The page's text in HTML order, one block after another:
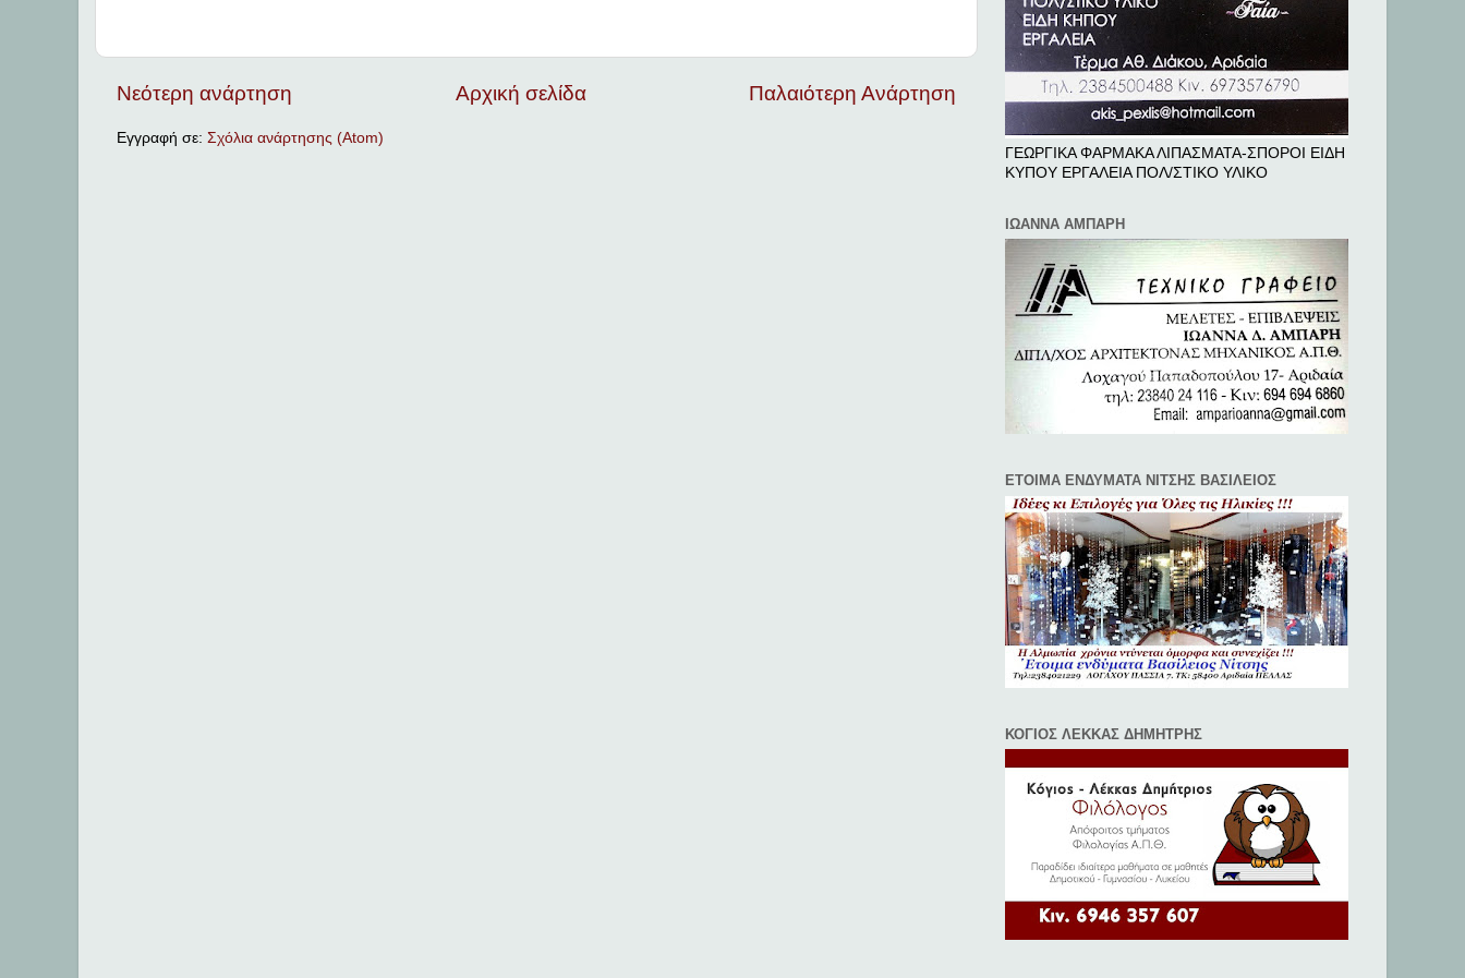
Νεότερη ανάρτηση Παλαιότερη Ανάρτηση
Αρχική σελίδα
Εγγραφή σε: Σχόλια ανάρτησης (Atom)
ΓΕΩΡΓΙΚΑ ΦΑΡΜΑΚΑ ΛΙΠΑΣΜΑΤΑ-ΣΠΟΡΟΙ ΕΙΔΗ
ΚΥΠΟΥ ΕΡΓΑΛΕΙΑ ΠΟΛ/ΣΤΙΚΟ ΥΛΙΚΟ
ΙΩΑΝΝΑ ΑΜΠΑΡΗ
ΕΤΟΙΜΑ ΕΝΔΥΜΑΤΑ ΝΙΤΣΗΣ ΒΑΣΙΛΕΙΟΣ
ΚΟΓΙΟΣ ΛΕΚΚΑΣ ΔΗΜΗΤΡΗΣ